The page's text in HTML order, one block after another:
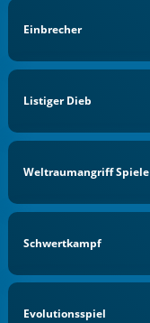
Einbrecher
Listiger Dieb
Weltraumangriff Spiele
Schwertkampf
Evolutionsspiel